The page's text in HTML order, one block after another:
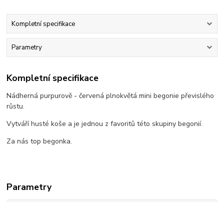
Kompletní specifikace
Parametry
Kompletní specifikace
Nádherná purpurově - červená plnokvětá mini begonie převislého
růstu.
Vytváří husté koše a je jednou z favoritů této skupiny begonií.
Za nás top begonka.
Parametry